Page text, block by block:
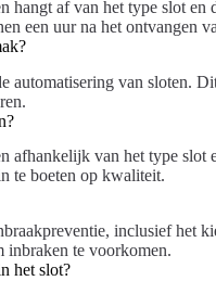
hangt af van het type slot en
een uur na het ontvangen
automatisering van sloten.
afhankelijk van het type
te boeten op kwaliteit.
inclusief het
te voorkomen.
het slot?